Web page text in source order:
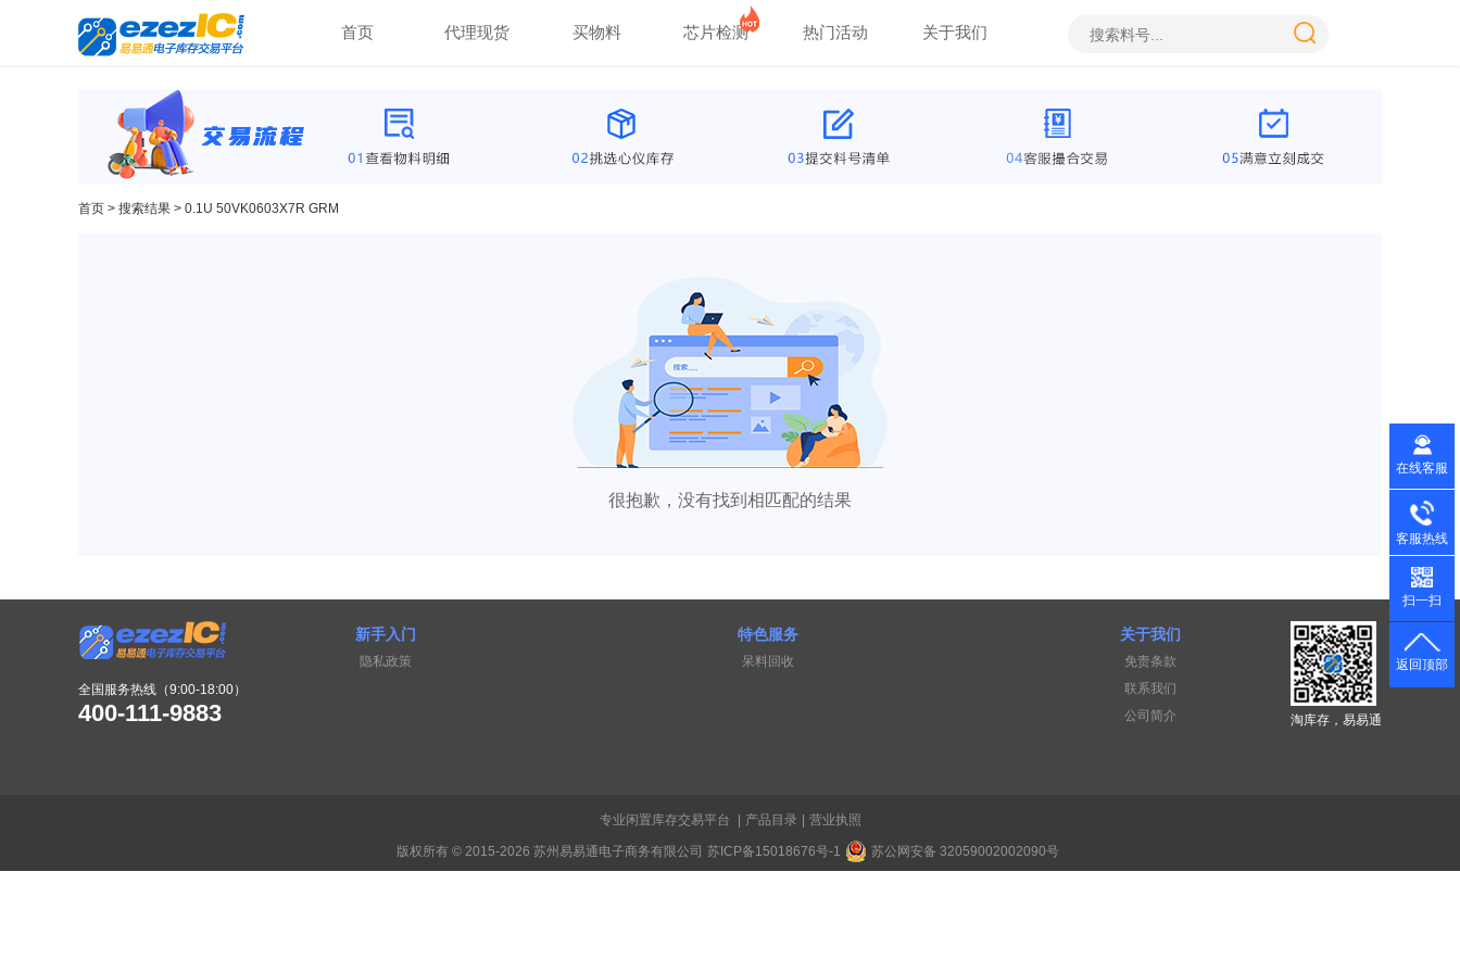
首页 代理现货 买物料 芯片检测 热门活动 关于我们
首页 > 搜索结果 > 0.1U 50VK0603X7R GRM
很抱歉，没有找到相匹配的结果
全国服务热线（9:00-18:00）
400-111-9883
新手入门
隐私政策
特色服务
呆料回收
关于我们
免责条款
联系我们
公司简介
淘库存，易易通
专业闲置库存交易平台 产品目录 营业执照
版权所有 © 2015-2026 苏州易易通电子商务有限公司 苏ICP备15018676号-1 苏公网安备 32059002002090号
在线客服
客服热线
扫一扫
返回顶部